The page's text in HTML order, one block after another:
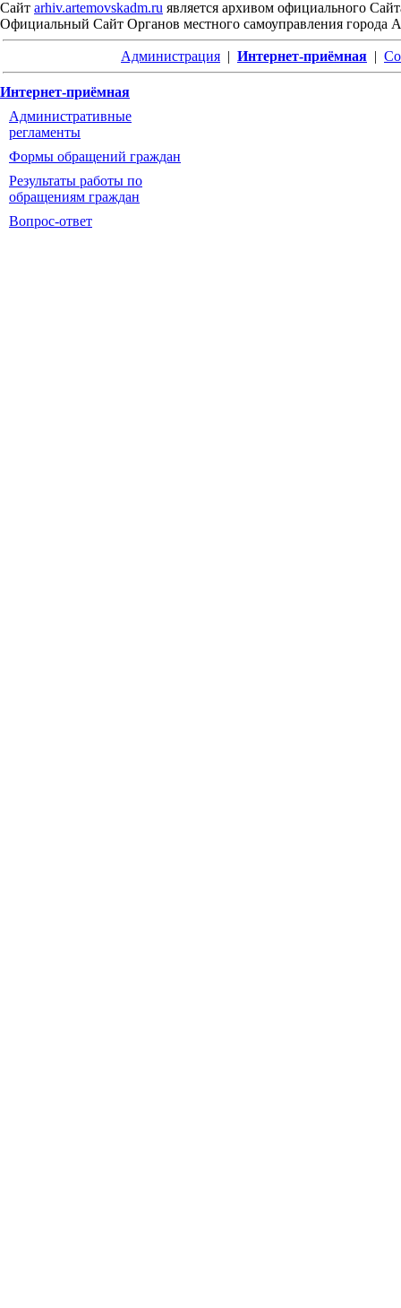
Сайт arhiv.artemovskadm.ru является архивом официального
Официальный Сайт Органов местного самоуправления города
Администрация | Интернет-приёмная |
Интернет-приёмная
Административные
регламенты
Формы обращений граждан
Результаты работы по
обращениям граждан
Вопрос-ответ